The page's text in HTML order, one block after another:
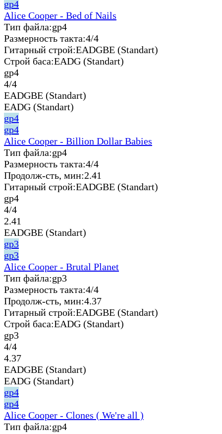
gp4
Alice Cooper - Bed of Nails
Тип файла:gp4
Размерность такта:4/4
Гитарный строй:EADGBE (Standart)
Строй баса:EADG (Standart)
gp4
4/4
EADGBE (Standart)
EADG (Standart)
gp4
gp4
Alice Cooper - Billion Dollar Babies
Тип файла:gp4
Размерность такта:4/4
Продолж-сть, мин:2.41
Гитарный строй:EADGBE (Standart)
gp4
4/4
2.41
EADGBE (Standart)
gp3
gp3
Alice Cooper - Brutal Planet
Тип файла:gp3
Размерность такта:4/4
Продолж-сть, мин:4.37
Гитарный строй:EADGBE (Standart)
Строй баса:EADG (Standart)
gp3
4/4
4.37
EADGBE (Standart)
EADG (Standart)
gp4
gp4
Alice Cooper - Clones ( We're all )
Тип файла:gp4